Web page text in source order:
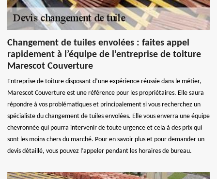
Changement de tuiles envolées : faites appel
rapidement à l’équipe de l’entreprise de toiture
Marescot Couverture
Entreprise de toiture disposant d’une expérience réussie dans le métier,
Marescot Couverture est une référence pour les propriétaires. Elle saura
répondre à vos problématiques et principalement si vous recherchez un
spécialiste du changement de tuiles envolées. Elle vous enverra une équipe
chevronnée qui pourra intervenir de toute urgence et cela à des prix qui
sont les moins chers du marché. Pour en savoir plus et pour demander un
devis détaillé, vous pouvez l’appeler pendant les horaires de bureau.